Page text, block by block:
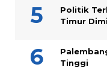
Politik
Timur
Tinggi